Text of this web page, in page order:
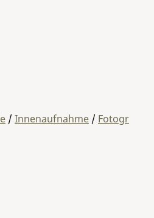
/ Innenaufnahme / Fotogr